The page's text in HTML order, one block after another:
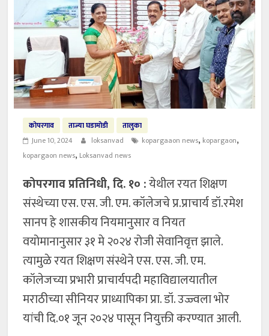
कोपरगाव ताज्या घडामोडी
तालुका
June 10, 2024
loksanvad kopargaaon news, kopargaon,
kopargaon news, Loksanvad news
कोपरगाव प्रतिनिधी, दि. १० :येथील रयत शिक्षण
संस्थेच्या एस. एस. जी. एम. कॉलेजचे प्र.प्राचार्य डॉ.रमेश
सानप हे शासकीय नियमानुसार व नियत
वयोमानानुसार ३१ मे २०२४ रोजी सेवानिवृत्त झाले.
त्यामुळे रयत शिक्षण संस्थेने एस. एस. जी. एम.
कॉलेजच्या प्रभारी प्राचार्यपदी महाविद्यालयातील
मराठीच्या सीनियर प्राध्यापिका प्रा. डॉ. उज्ज्वला भोर
यांची दि.०१ जून २०२४ पासून नियुक्ती करण्यात आली.